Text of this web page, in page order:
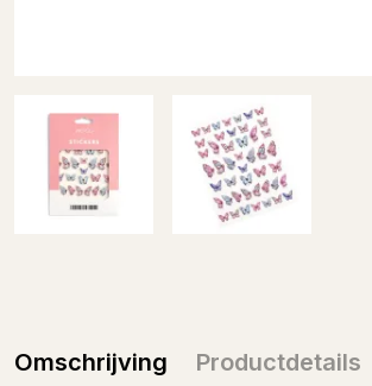
Omschrijving Productdetails